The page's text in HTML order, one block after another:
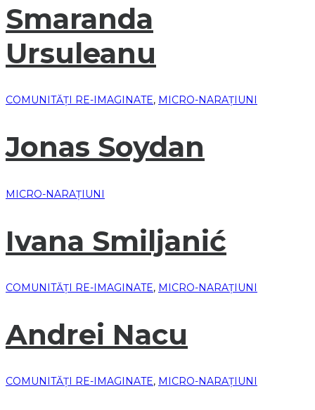
Smaranda
Ursuleanu
COMUNITĂȚI RE-IMAGINATE, MICRO-NARAȚIUNI
Jonas Soydan
MICRO-NARAȚIUNI
Ivana Smiljanić
COMUNITĂȚI RE-IMAGINATE, MICRO-NARAȚIUNI
Andrei Nacu
COMUNITĂȚI RE-IMAGINATE, MICRO-NARAȚIUNI